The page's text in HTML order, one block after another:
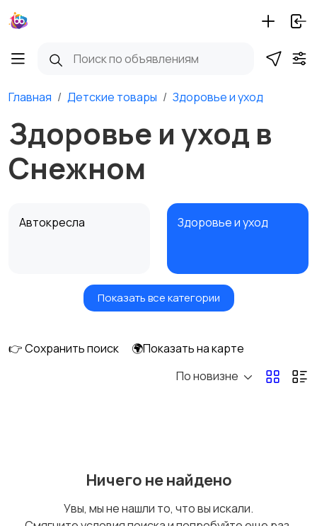
Главная Детские товары Здоровье и уход
Здоровье и уход в
Снежном
Автокресла Здоровье и уход
Игрушки и игры Детские коляски
Купание
Показать все категории
👉 Сохранить поиск
🌍Показать на карте
По новизне
Ничего не найдено
Увы, мы не нашли то, что вы искали.